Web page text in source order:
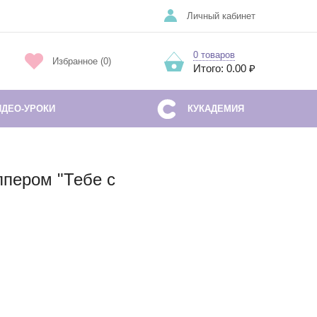
Личный кабинет
Избранное (0)
0 товаров
Итого: 0.00 ₽
УРОКИ КУКАДЕМИЯ
"Тебе с